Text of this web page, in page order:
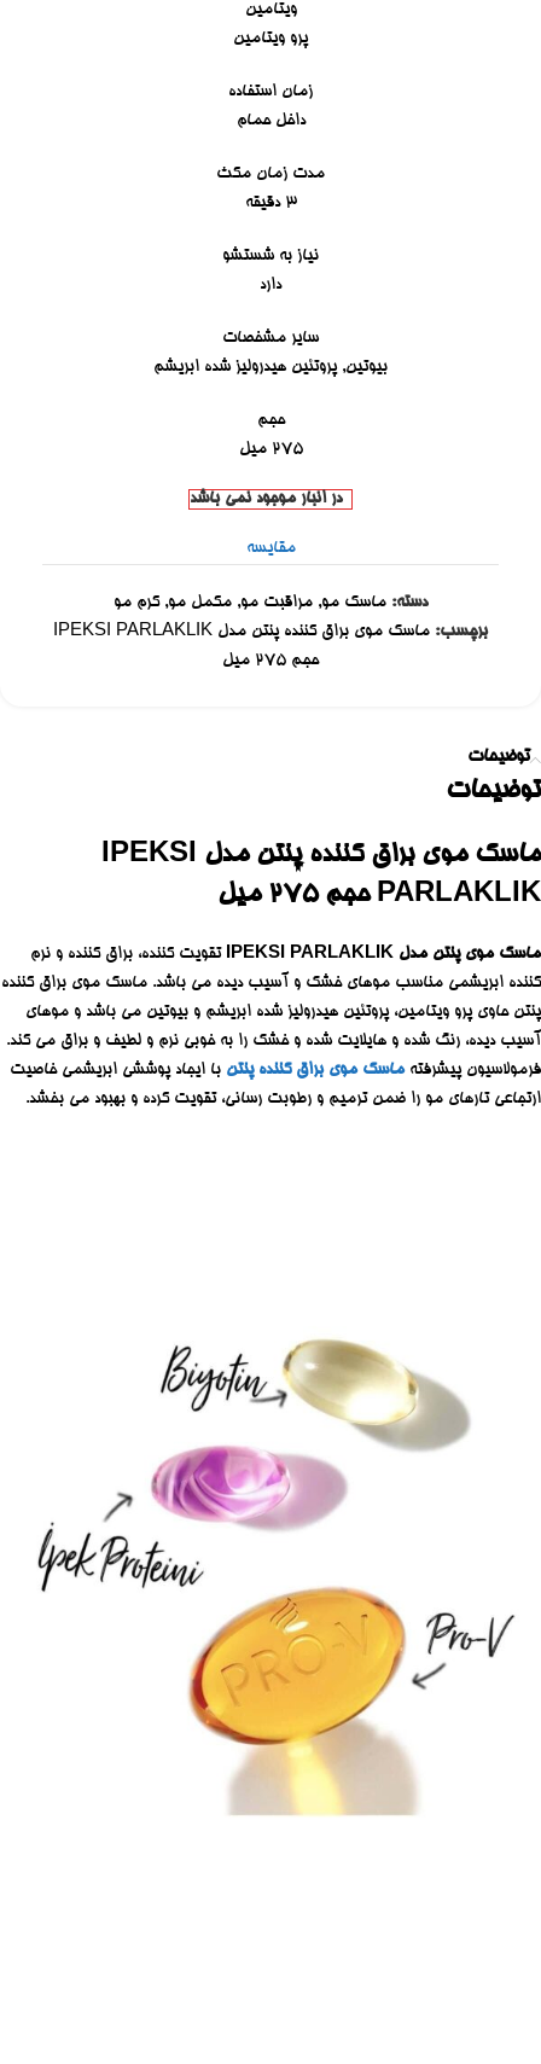
ویتامین
پرو ویتامین
زمان استفاده
داخل حمام
مدت زمان مکث
3 دقیقه
نیاز به شستشو
دارد
سایر مشخصات
بیوتین, پروتئین هیدرولیز شده ابریشم
حجم
275 میل
در انبار موجود نمی باشد
مقایسه
دسته: ماسک مو, مراقبت مو, مکمل مو, کرم مو
برچسب:
ماسک موی براق کننده پنتن مدل IPEKSI PARLAKLIK
حجم 275 میل
توضیحات
توضیحات
ماسک موی براق کننده پنتن مدل IPEKSI
PARLAKLIK حجم 275 میل
ماسک موی پنتن مدل IPEKSI PARLAKLIK
تقویت کننده، براق کننده و نرم
کننده ابریشمی مناسب موهای خشک و آسیب دیده می باشد. ماسک موی براق کننده
پنتن حاوی پرو ویتامین، پروتئین هیدرولیز شده ابریشم و بیوتین می باشد و موهای
آسیب دیده، رنگ شده و هایلایت شده و خشک را به خوبی نرم و لطیف و براق می کند.
فرمولاسیون پیشرفتهماسک موی براق کننده پنتن با ایجاد پوششی ابریشمی خاصیت
ارتجاعی تارهای مو را ضمن ترمیم و رطوبت رسانی، تقویت کرده و بهبود می بخشد.